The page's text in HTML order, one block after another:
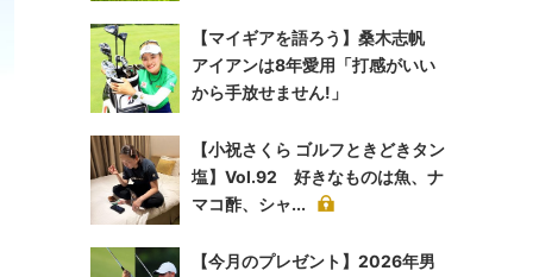
【マイギアを語ろう】桑木志帆
アイアンは8年愛用「打感がいい
から手放せません!」
【小祝さくら ゴルフときどきタン
塩】Vol.92 好きなものは魚、ナ
マコ酢、シャ...
【今月のプレゼント】2026年男